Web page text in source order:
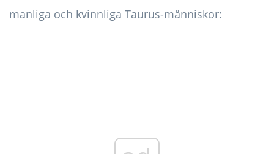
manliga och kvinnliga Taurus-människor: